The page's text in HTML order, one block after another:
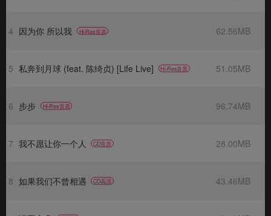
4 因为你 所以我 Hi-Res音质 62.56MB
5 私奔到月球 (feat. 陈绮贞) [Life Live] Hi-Res音质 51.05MB
6 步步 Hi-Res音质 96.74MB
7 我不愿让你一个人 CD音质 28.00MB
8 如果我们不曾相遇 CD高清 43.46MB